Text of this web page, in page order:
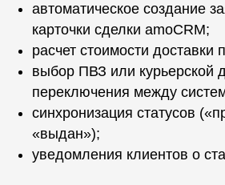
автоматическое создание
карточки сделки amoCRM;
расчет стоимости доставки
выбор ПВЗ или курьерской
переключения между
синхронизация статусов
«выдан»);
уведомления клиентов о